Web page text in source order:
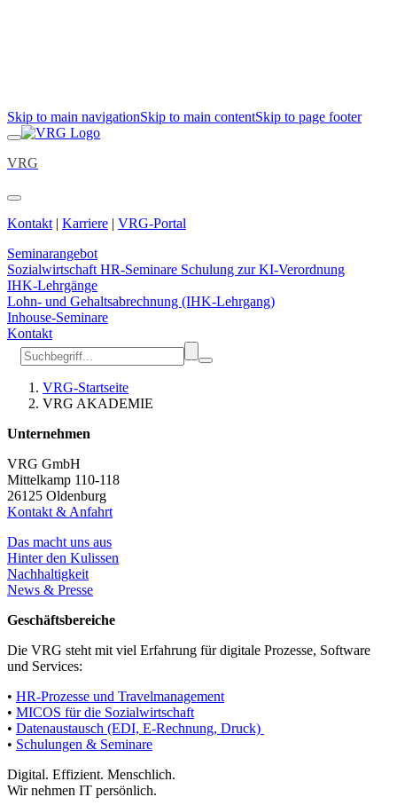
Skip to main navigationSkip to main contentSkip to page footer
VRG
Kontakt | Karriere | VRG-Portal
Seminarangebot
Sozialwirtschaft HR-Seminare Schulung zur KI-Verordnung
IHK-Lehrgänge
Lohn- und Gehaltsabrechnung (IHK-Lehrgang)
Inhouse-Seminare
Kontakt
VRG-Startseite
VRG AKADEMIE
Unternehmen
VRG GmbH
Mittelkamp 110-118
26125 Oldenburg
Kontakt & Anfahrt
Das macht uns aus
Hinter den Kulissen
Nachhaltigkeit
News & Presse
Geschäftsbereiche
Die VRG steht mit viel Erfahrung für digitale Prozesse, Software
und Services:
• HR-Prozesse und Travelmanagement
• MICOS für die Sozialwirtschaft
• Datenaustausch (EDI, E-Rechnung, Druck)
• Schulungen & Seminare
Digital. Effizient. Menschlich.
Wir nehmen IT persönlich.